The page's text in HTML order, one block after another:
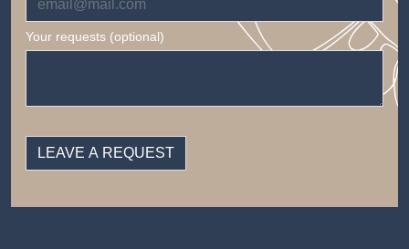
Your requests (optional)